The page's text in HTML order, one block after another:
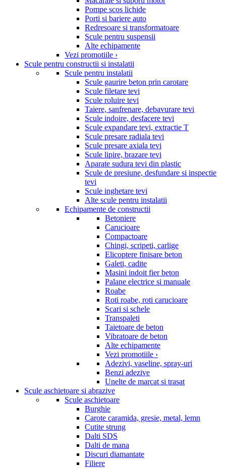
Pompe scos lichide
Porti si bariere auto
Redresoare si transformatoare
Scule pentru suspensii
Alte echipamente
Vezi promotiile ›
Scule pentru constructii si instalatii
Scule pentru instalatii
Scule gaurire beton prin carotare
Scule filetare tevi
Scule roluire tevi
Taiere, sanfrenare, debavurare tevi
Scule indoire, desfacere tevi
Scule expandare tevi, extractie T
Scule presare radiala tevi
Scule presare axiala tevi
Scule lipire, brazare tevi
Aparate sudura tevi din plastic
Scule de presiune, desfundare si inspectie
tevi
Scule inghetare tevi
Alte scule pentru instalatii
Echipamente de constructii
Betoniere
Carucioare
Compactoare
Chingi, scripeti, carlige
Elicoptere finisare beton
Galeti, cadite
Masini indoit fier beton
Palane electrice si manuale
Roabe
Roti roabe, roti carucioare
Scari si schele
Transpaleti
Taietoare de beton
Vibratoare de beton
Alte echipamente
Vezi promotiile ›
Adezivi, vaseline, spray-uri
Benzi adezive
Unelte de marcat si trasat
Scule aschietoare si abrazive
Scule aschietoare
Burghie
Carote caramida, gresie, metal, lemn
Cutite strung
Dalti SDS
Dalti de mana
Discuri diamantate
Filiere